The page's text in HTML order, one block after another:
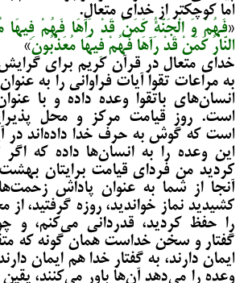
اما کوچکتر از خدای متعال.
«فَهُمْ وَ الْجَنَّةُ کَمَنْ قَدْ رَآهَا فَهُمْ
النَّارُ کَمَنْ قَدْ رَآهَا فَهُمْ فِیهَا مُعَذَّبُونَ»
خدای متعال در قرآن کریم برای
به مراعات تقوا آیات فراوانی را به
انسان‌های باتقوا وعده داده و با
است. روز قیامت مرکز و محل
است که گوش به حرف خدا داده‌­اند در
این وعده را به انسان‌ها داده که اگر
کردید من فردای قیامت برایتان
آنجا از شما به عنوان پاداش
کشیدید نماز خواندید، روزه گرفتید،
را حفظ کردید، قدردانی می­‌کنم، و
گفتار و سخن خداست همان گونه که
ایمان دارند، به گفتار خدا هم ایمان
وعده را می­‌دهد آن‌ها باور می­‌کنند،